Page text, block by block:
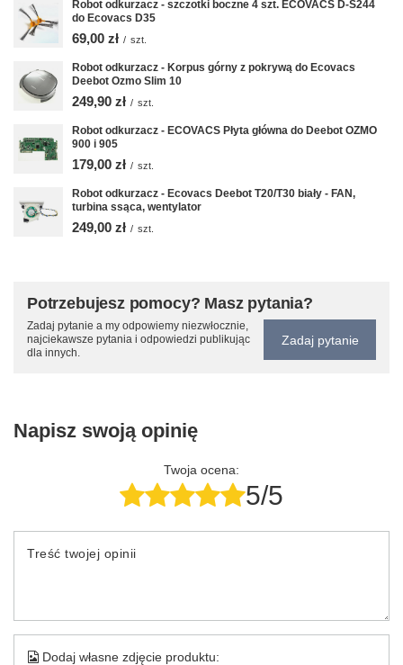
Robot odkurzacz - szczotki boczne 4 szt. ECOVACS D-S244
do Ecovacs D35
69,00 zł / szt.
Robot odkurzacz - Korpus górny z pokrywą do Ecovacs
Deebot Ozmo Slim 10
249,90 zł / szt.
Robot odkurzacz - ECOVACS Płyta główna do Deebot OZMO
900 i 905
179,00 zł / szt.
Robot odkurzacz - Ecovacs Deebot T20/T30 biały - FAN,
turbina ssąca, wentylator
249,00 zł / szt.
Potrzebujesz pomocy? Masz pytania?
Zadaj pytanie a my odpowiemy niezwłocznie,
najciekawsze pytania i odpowiedzi publikując
dla innych.
Zadaj pytanie
Napisz swoją opinię
Twoja ocena:
5/5
Treść twojej opinii
Dodaj własne zdjęcie produktu: